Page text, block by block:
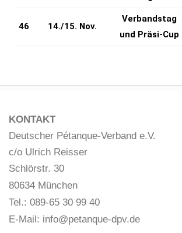
46 14./15. Nov.
Verbandstag
und Präsi-Cup
KONTAKT
Deutscher Pétanque-Verband e.V.
c/o Ulrich Reisser
Schlörstr. 30
80634 München
Tel.: 089-65 30 99 40
E-Mail: info@petanque-dpv.de